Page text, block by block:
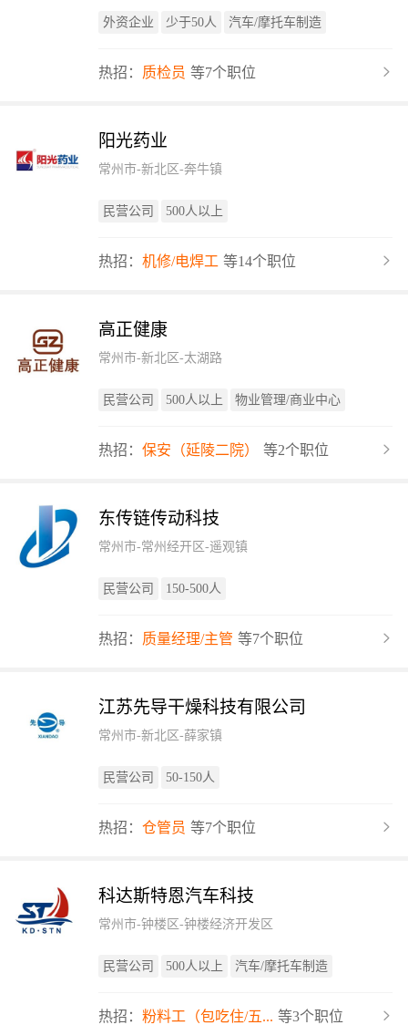
外资企业 少于50人 汽车/摩托车制造
热招： 质检员 等7个职位
阳光药业
常州市-新北区-奔牛镇
民营公司 500人以上
热招： 机修/电焊工 等14个职位
高正健康
常州市-新北区-太湖路
民营公司 500人以上 物业管理/商业中心
热招： 保安（延陵二院） 等2个职位
东传链传动科技
常州市-常州经开区-遥观镇
民营公司 150-500人
热招： 质量经理/主管 等7个职位
江苏先导干燥科技有限公司
常州市-新北区-薛家镇
民营公司 50-150人
热招： 仓管员 等7个职位
科达斯特恩汽车科技
常州市-钟楼区-钟楼经济开发区
民营公司 500人以上 汽车/摩托车制造
热招： 粉料工（包吃住/五... 等3个职位